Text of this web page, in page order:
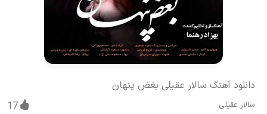
دانلود آهنگ سالار عقیلی بغض پنهان
سالار عقیلی 17